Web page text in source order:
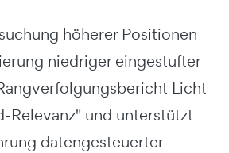
höherer Positionen
niedriger eingestufter
Licht
Relevanz" und unterstützt
datengesteuerter